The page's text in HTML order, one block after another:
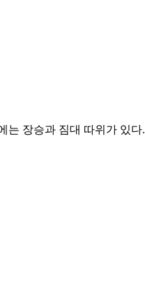
는 장승과 짐대 따위가 있다.